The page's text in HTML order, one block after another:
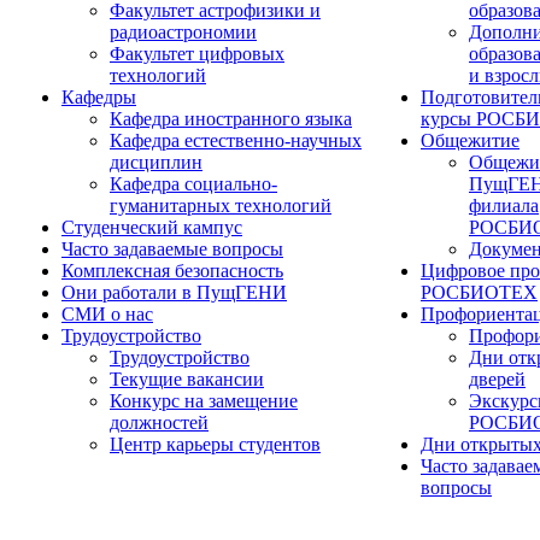
Факультет астрофизики и
радиоастрономии
Факультет цифровых
технологий
Кафедры
Кафедра иностранного языка
Кафедра естественно-научных
дисциплин
Кафедра социально-
гуманитарных технологий
Студенческий кампус
Часто задаваемые вопросы
Комплексная безопасность
Они работали в ПущГЕНИ
СМИ о нас
Трудоустройство
Трудоустройство
Текущие вакансии
Конкурс на замещение
должностей
Центр карьеры студентов
и
курсы
Общежитие
филиала
Цифровое
РОСБИОТЕХ
Дни
дверей
Дни
Часто
вопросы